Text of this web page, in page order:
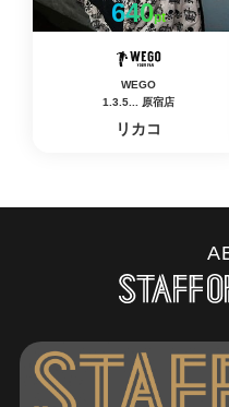
640pt
WEGO
1.3.5... 原宿店
リカコ